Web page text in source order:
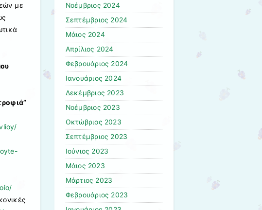
με
Νοέμβριος 2024
Σεπτέμβριος 2024
Μάιος 2024
Απρίλιος 2024
Φεβρουάριος 2024
Ιανουάριος 2024
Δεκέμβριος 2023
Νοέμβριος 2023
Οκτώβριος 2023
Σεπτέμβριος 2023
Ιούνιος 2023
Μάιος 2023
Μάρτιος 2023
Φεβρουάριος 2023